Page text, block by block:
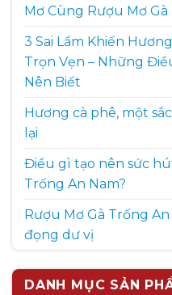
Mơ Cùng Rượu Mơ
3 Sai Lầm Khiến
Trọn Vẹn – Những
Nên Biết
Hương cà phê, một
lại
Điều gì tạo nên sức
Trống An Nam?
Rượu Mơ Gà Trống
đọng dư vị
DANH MỤC SẢN